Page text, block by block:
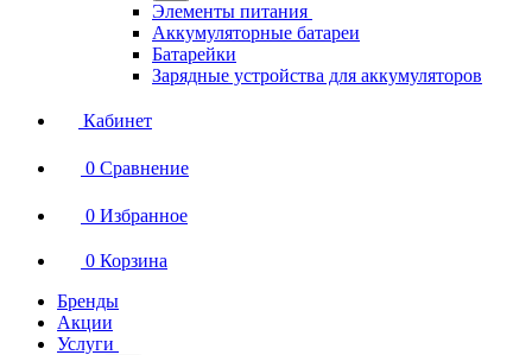
Элементы питания
Аккумуляторные батареи
Батарейки
Зарядные устройства для аккумуляторов
Кабинет
0 Сравнение
0 Избранное
0 Корзина
Бренды
Акции
Услуги